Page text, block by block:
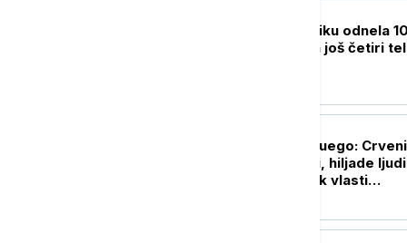
Lavina na Broad Piku odnela 10
života: Pronađena još četiri
Erupcija vulkana Fuego: Crveni
alarm u Gvatemali, hiljade
svojih domova dok vlasti